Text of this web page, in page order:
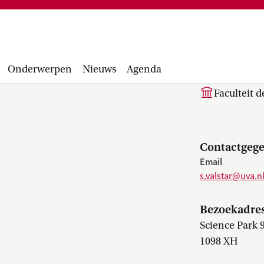
Onderwerpen Nieuws Agenda
Financiële administratie, facturen,
Faculteit
Email
s.valstar@uva.nl
Science Park
1098 XH